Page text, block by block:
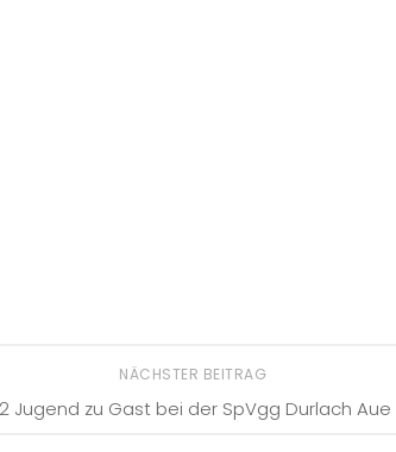
NÄCHSTER BEITRAG
Jugend zu Gast bei der SpVgg Durlach Aue